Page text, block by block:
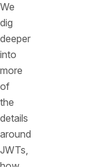
We
dig
deeper
into
more
of
the
details
around
JWTs,